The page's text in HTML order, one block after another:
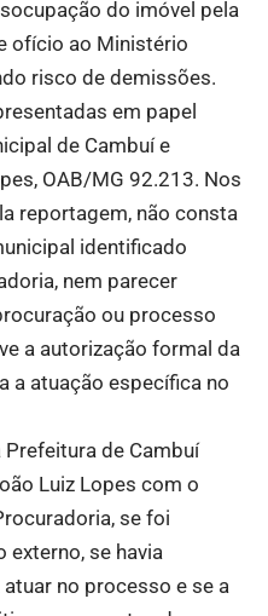
do imóvel pela
ofício ao Ministério
risco de demissões.
em papel
de Cambuí e
OAB/MG 92.213. Nos
reportagem, não consta
identificado
nem parecer
ou processo
a autorização formal da
a atuação específica no
de Cambuí
Luiz Lopes com o
se foi
se havia
no processo e se a